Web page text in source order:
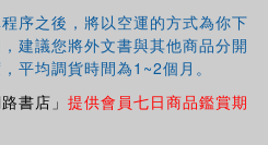
序之後，將以空運的方式為你下
建議您將外文書與其他商品分開
平均調貨時間為1~2個月。
書店」 提供會員七日商品鑑賞期